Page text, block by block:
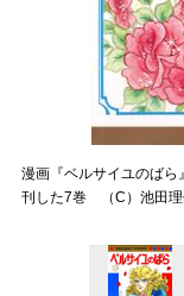
漫画『ベルサイユのば
刊した7巻 （C）池田理